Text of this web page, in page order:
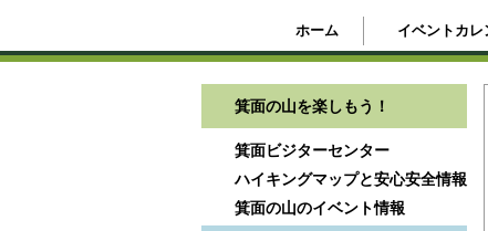
ホーム イベントカレ
箕面の山を楽しもう！
箕面ビジターセンター
ハイキングマップと安心安全情報
箕面の山のイベント情報